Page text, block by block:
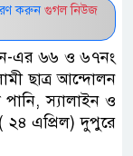
করুন গুগল নিউজ
এর ৬৬ ও ৬৭নং
ছাত্র আন্দোলন
স্যালাইন ও
২৪ এপ্রিল) দুপুরে